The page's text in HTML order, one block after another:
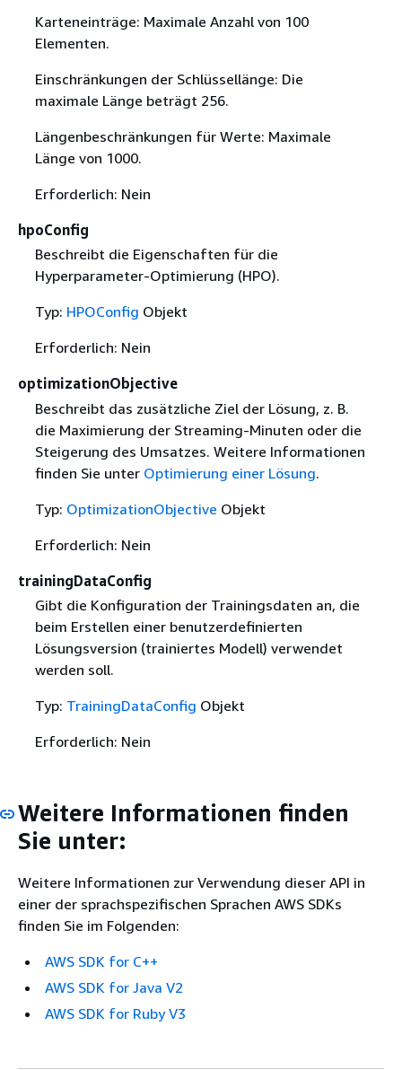
Karteneinträge: Maximale Anzahl von 100
Elementen.
Einschränkungen der Schlüssellänge: Die
maximale Länge beträgt 256.
Längenbeschränkungen für Werte: Maximale
Länge von 1000.
Erforderlich: Nein
hpoConfig
Beschreibt die Eigenschaften für die
Hyperparameter-Optimierung (HPO).
Typ: HPOConfig Objekt
Erforderlich: Nein
optimizationObjective
Beschreibt das zusätzliche Ziel der Lösung, z. B.
die Maximierung der Streaming-Minuten oder die
Steigerung des Umsatzes. Weitere Informationen
finden Sie unter Optimierung einer Lösung.
Typ: OptimizationObjective Objekt
Erforderlich: Nein
trainingDataConfig
Gibt die Konfiguration der Trainingsdaten an, die
beim Erstellen einer benutzerdefinierten
Lösungsversion (trainiertes Modell) verwendet
werden soll.
Typ: TrainingDataConfig Objekt
Erforderlich: Nein
Weitere Informationen finden
Sie unter:
Weitere Informationen zur Verwendung dieser API in
einer der sprachspezifischen Sprachen AWS SDKs
finden Sie im Folgenden:
AWS SDK for C++
AWS SDK for Java V2
AWS SDK for Ruby V3